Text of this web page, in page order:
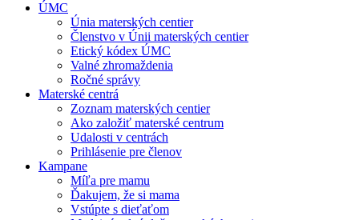
ÚMC
Únia materských centier
Členstvo v Únii materských centier
Etický kódex ÚMC
Valné zhromaždenia
Ročné správy
Materské centrá
Zoznam materských centier
Ako založiť materské centrum
Udalosti v centrách
Prihlásenie pre členov
Kampane
Míľa pre mamu
Ďakujem, že si mama
Vstúpte s dieťaťom